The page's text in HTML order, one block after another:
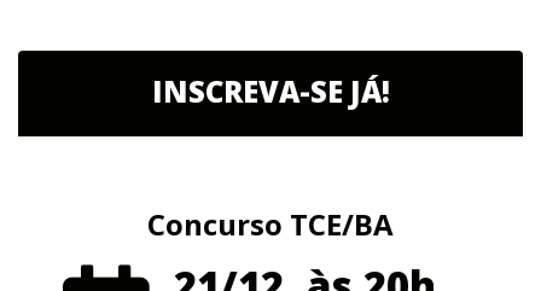
INSCREVA-SE JÁ!
Concurso TCE/BA